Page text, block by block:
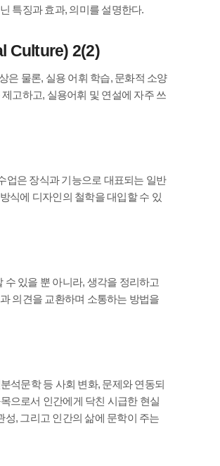
특징과 효과, 의미를 설명한다.
Culture) 2(2)
은 물론, 실용 어휘 학습, 문화적 소양
고하고, 실용어휘 및 연설에 자주 쓰
업은 장식과 기능으로 대표되는 일반
식에 디자인의 철학을 대입할 수 있
있을 뿐 아니라, 생각을 정리하고
의견을 교환하며 소통하는 방법을
석문학 등 사회 변화, 문제와 연동되
으로서 인간에게 닥친 시급한 현실
, 그리고 인간의 삶에 문학이 주는